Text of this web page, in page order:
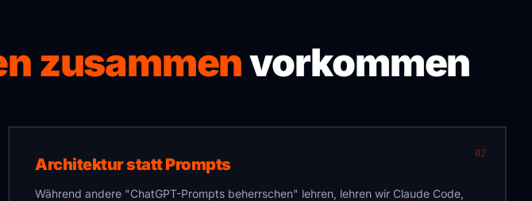
zusammenvorkommen
02
Architektur statt Prompts
Während andere "ChatGPT-Prompts beherrschen" lehren, lehren wir Claude Code,